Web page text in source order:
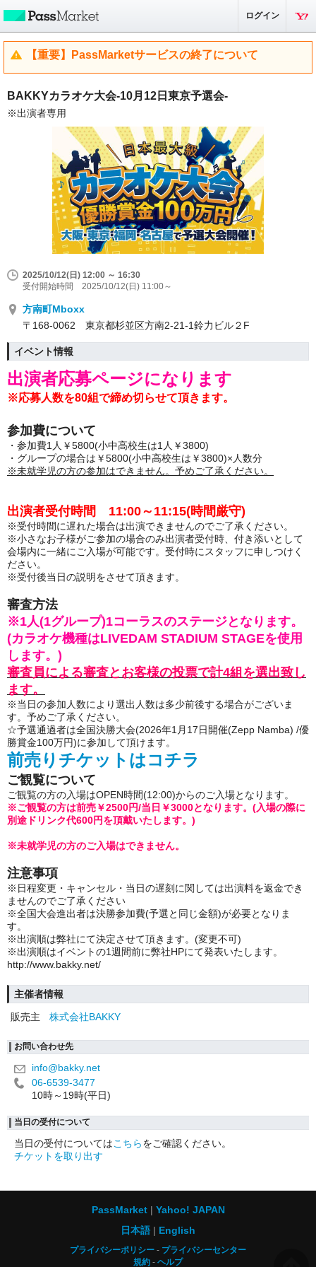
ログイン
【重要】PassMarketサービスの終了について
BAKKYカラオケ大会-10月12日東京予選会-
※出演者専用
2025/10/12(日) 12:00 ～ 16:30
受付開始時間 2025/10/12(日) 11:00～
方南町Mboxx
〒168-0062 東京都杉並区方南2-21-1鈴力ビル２F
イベント情報
出演者応募ページになります
※応募人数を80組で締め切らせて頂きます。
参加費について
・参加費1人￥5800(小中高校生は1人￥3800)
・グループの場合は￥5800(小中高校生は￥3800)×人数分
※未就学児の方の参加はできません。予めご了承ください。
出演者受付時間 11:00～11:15(時間厳守)
※受付時間に遅れた場合は出演できませんのでご了承ください。
※小さなお子様がご参加の場合のみ出演者受付時、付き添いとして
会場内に一緒にご入場が可能です。受付時にスタッフに申しつけく
ださい。
※受付後当日の説明をさせて頂きます。
審査方法
※1人(1グループ)1コーラスのステージとなります。
(カラオケ機種はLIVEDAM STADIUM STAGEを使用
します。)
審査員による審査とお客様の投票で計4組を選出致し
ます。
※当日の参加人数により選出人数は多少前後する場合がございま
す。予めご了承ください。
☆予選通過者は全国決勝大会(2026年1月17日開催(Zepp Namba) /優
勝賞金100万円)に参加して頂けます。
前売りチケットはコチラ
ご観覧について
ご観覧の方の入場はOPEN時間(12:00)からのご入場となります。
※ご観覧の方は前売￥2500円/当日￥3000となります。(入場の際に
別途ドリンク代600円を頂戴いたします。)
※未就学児の方のご入場はできません。
注意事項
※日程変更・キャンセル・当日の遅刻に関しては出演料を返金でき
ませんのでご了承ください
※全国大会進出者は決勝参加費(予選と同じ金額)が必要となりま
す。
※出演順は弊社にて決定させて頂きます。(変更不可)
※出演順はイベントの1週間前に弊社HPにて発表いたします。
http://www.bakky.net/
主催者情報
販売主
株式会社BAKKY
お問い合わせ先
info@bakky.net
06-6539-3477
10時～19時(平日)
当日の受付について
当日の受付についてはこちらをご確認ください。
チケットを取り出す
PassMarket
Yahoo! JAPAN
日本語
English
プライバシーポリシー
プライバシーセンター
規約
ヘルプ